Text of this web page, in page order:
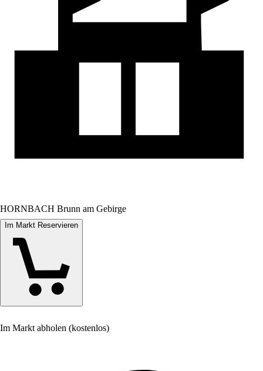
HORNBACH Brunn am Gebirge
Im Markt Reservieren
Im Markt abholen (kostenlos)